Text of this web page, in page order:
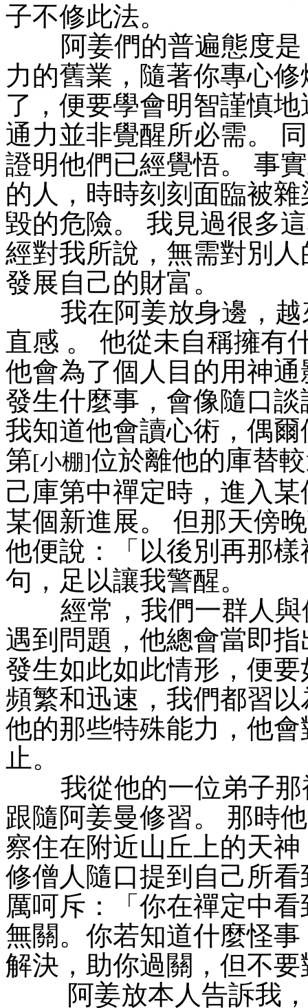
子不修此法。
阿姜們的普遍態度是
力的舊業，隨著你專心
了，便要學會明智謹慎
通力並非覺醒所必需。
證明他們已經覺悟。 事
的人，時時刻刻面臨被
毀的危險。 我見過很多
經對我所說，無需對別
發展自己的財富。
我在阿姜放身邊，越
直感 。 他從未自稱擁有
他會為了個人目的用神
發生什麼事，會像隨口
我知道他會讀心術，偶
第[小棚]位於離他的庫替
己庫第中禪定時，進入
某個新進展。 但那天傍
他便說：「以後別再那
句，足以讓我警醒。
經常，我們一群人與
遇到問題，他總會當即
發生如此如此情形，便
頻繁和迅速，我們都習
他的那些特殊能力，他
止。
我從他的一位弟子那
跟隨阿姜曼修習。 那時
察住在附近山丘上的天
修僧人隨口提到自己所
厲呵斥：「你在禪定中
無關。你若知道什麼怪
解決，助你過關，但不
阿姜放本人告訴我，